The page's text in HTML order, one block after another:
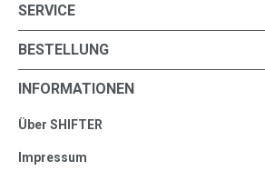
SERVICE
BESTELLUNG
INFORMATIONEN
Über SHIFTER
Impressum